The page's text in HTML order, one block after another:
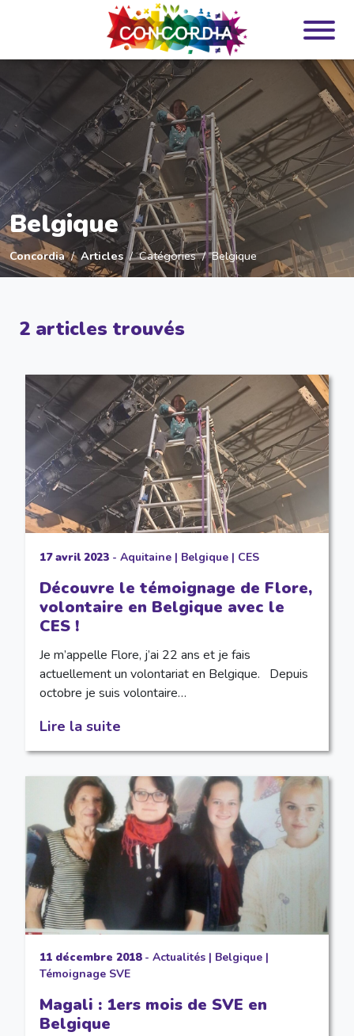
Belgique
Concordia Articles Catégories Belgique
2 articles trouvés
17 avril 2023- Aquitaine| Belgique| CES
Découvre le témoignage de Flore,
volontaire en Belgique avec le
CES !
Je m’appelle Flore, j’ai 22 ans et je fais
actuellement un volontariat en Belgique. Depuis
octobre je suis volontaire…
Lire la suite
11 décembre 2018- Actualités| Belgique|
Témoignage SVE
Magali : 1ers mois de SVE en
Belgique
Panneau de gestion des cookies